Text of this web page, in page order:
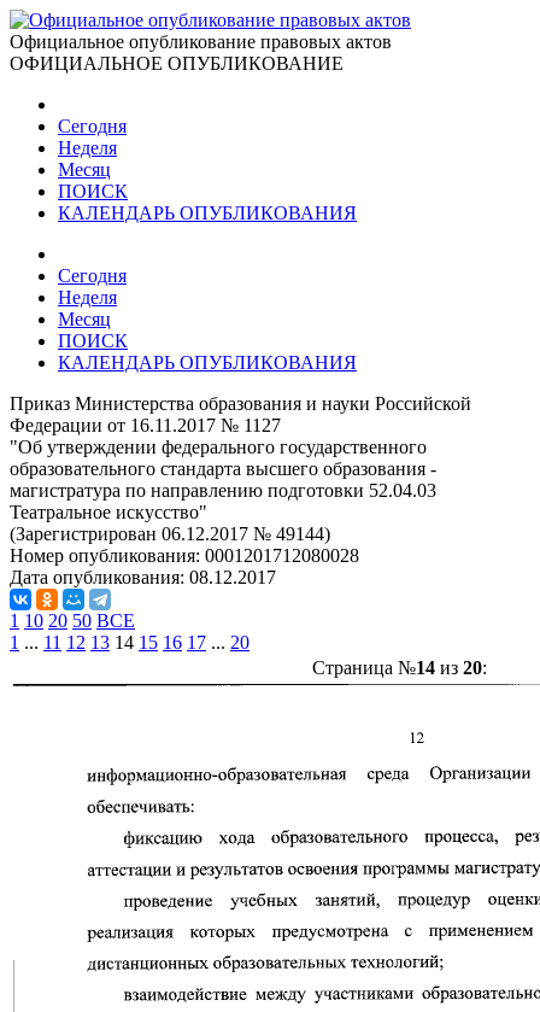
Официальное опубликование правовых актов
ОФИЦИАЛЬНОЕ ОПУБЛИКОВАНИЕ
Сегодня
Неделя
Месяц
ПОИСК
КАЛЕНДАРЬ ОПУБЛИКОВАНИЯ
Сегодня
Неделя
Месяц
ПОИСК
КАЛЕНДАРЬ ОПУБЛИКОВАНИЯ
Приказ Министерства образования и науки Российской
Федерации от 16.11.2017 № 1127
"Об утверждении федерального государственного
образовательного стандарта высшего образования -
магистратура по направлению подготовки 52.04.03
Театральное искусство"
(Зарегистрирован 06.12.2017 № 49144)
Номер опубликования: 0001201712080028
Дата опубликования: 08.12.2017
1 10 20 50 ВСЕ
1 ... 11 12 13 14 15 16 17 ... 20
Страница №14из 20: